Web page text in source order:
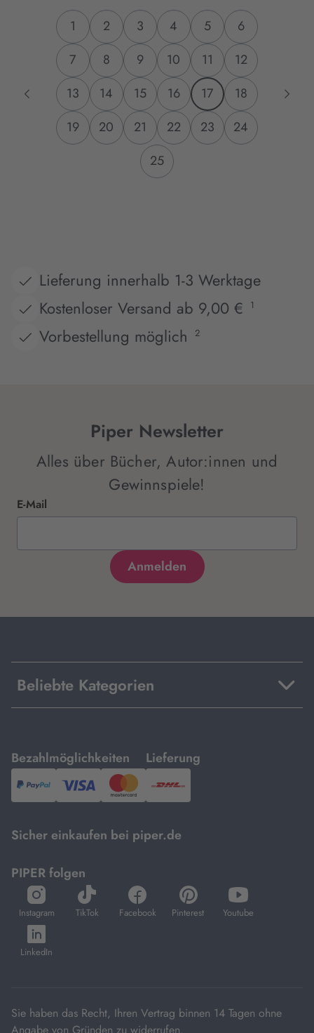
1 2 3 4 5
6
7
8 9 10 11
12
13
14 15 16 17
18
19
20 21 22 23
24
25
Lieferung innerhalb 1-3 Werktage
Kostenloser Versand ab 9,00 €
1
Vorbestellung möglich 2
Piper Newsletter
Alles über Bücher, Autor:innen und
Gewinnspiele!
E-Mail
Beliebte Kategorien
Bezahlmöglichkeiten
mit
PayPal,Visa
und
Lieferung
mit
DHL.
Sicher einkaufen bei piper.de
PIPER folgen
Instagram
öffnet
in
neuem
Tab
TikTok
öffnet
in
Facebook
öffnet
in
Pinterest
öffnet
in
Youtube
öffnet
in
LinkedIn
öffnet
in
Sie haben das Recht, Ihren Vertrag binnen 14 Tagen ohne
Angabe von Gründen zu widerrufen.